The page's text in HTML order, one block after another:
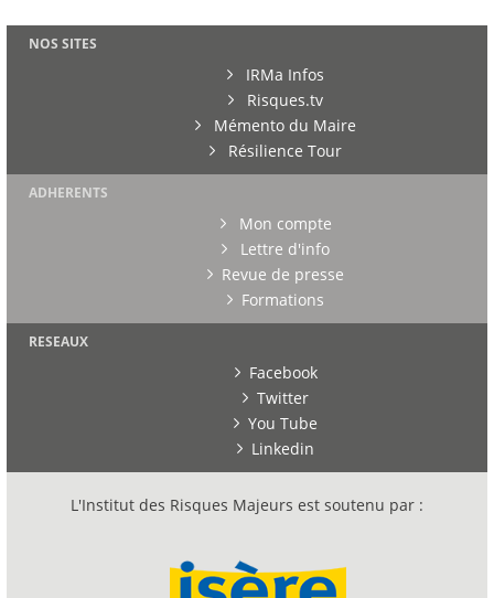
NOS SITES
IRMa Infos
Risques.tv
Mémento du Maire
Résilience Tour
ADHERENTS
Mon compte
Lettre d'info
Revue de presse
Formations
RESEAUX
Facebook
Twitter
You Tube
Linkedin
L'Institut des Risques Majeurs est soutenu par :